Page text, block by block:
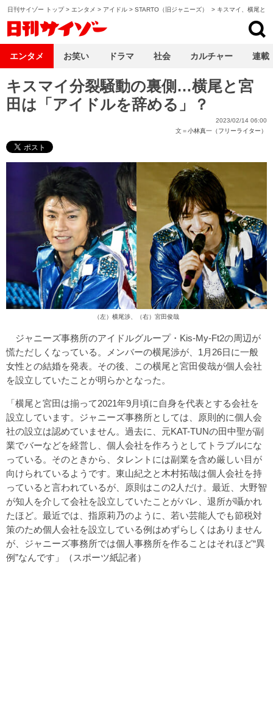
日刊サイゾー トップ> エンタメ > アイドル > STARTO（旧ジャニーズ） > キスマイ、横尾と
キスマイ分裂騒動の裏側…横尾と宮
田は「アイドルを辞める」？
2023/02/14 06:00
文＝小林真一（フリーライター）
（左）横尾渉、（右）宮田俊哉
ジャニーズ事務所のアイドルグループ・Kis-My-Ft2の周辺が
慌ただしくなっている。メンバーの横尾渉が、1月26日に一般
女性との結婚を発表。その後、この横尾と宮田俊哉が個人会社
を設立していたことが明らかとなった。
「横尾と宮田は揃って2021年9月頃に自身を代表とする会社を
設立しています。ジャニーズ事務所としては、原則的に個人会
社の設立は認めていません。過去に、元KAT-TUNの田中聖が副
業でバーなどを経営し、個人会社を作ろうとしてトラブルにな
っている。そのときから、タレントには副業を含め厳しい目が
向けられているようです。東山紀之と木村拓哉は個人会社を持
っていると言われているが、原則はこの2人だけ。最近、大野智
が知人を介して会社を設立していたことがバレ、退所が囁かれ
たほど。最近では、指原莉乃のように、若い芸能人でも節税対
策のため個人会社を設立している例はめずらしくはありません
が、ジャニーズ事務所では個人事務所を作ることはそれほど“異
例”なんです」（スポーツ紙記者）
エンタメ お笑い ドラマ 社会 カルチャー 連載